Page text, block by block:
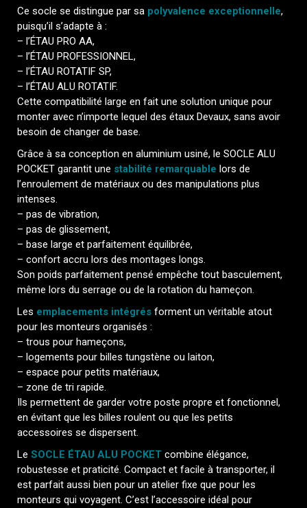
Ce socle se distingue par sa polyvalence exceptionnelle,
puisqu’il s’adapte à :
– l’ÉTAU PRO AA,
– l’ÉTAU PROFESSIONNEL,
– l’ÉTAU ROTATIF SP,
– l’ÉTAU ALU ROTATIF.
Cette compatibilité large en fait une solution unique pour
monter avec n’importe lequel des étaux Devaux, sans avoir
besoin de changer de base.
Grâce à sa conception en aluminium usiné, le SOCLE ALU
POCKET garantit une stabilité remarquable lors de
l’enroulement de matériaux ou des manipulations plus
intenses.
– pas de vibration,
– pas de glissement,
– base large et parfaitement équilibrée,
– confort accru lors des montages longs.
Son poids parfaitement pensé empêche tout basculement,
même lors du serrage ou de la rotation du hameçon.
Les emplacements intégrés forment un véritable atout
pour les monteurs organisés :
– trous pour hameçons,
– logements pour billes tungstène ou laiton,
– espace pour petits matériaux,
– zone de tri rapide.
Ils permettent de garder votre poste propre et fonctionnel,
en évitant que les billes roulent ou que les petits
accessoires se dispersent.
Le SOCLE ÉTAU ALU POCKET combine élégance,
robustesse et praticité. Compact et facile à transporter, il
est parfait aussi bien pour un atelier fixe que pour les
monteurs qui voyagent. C’est l’accessoire idéal pour